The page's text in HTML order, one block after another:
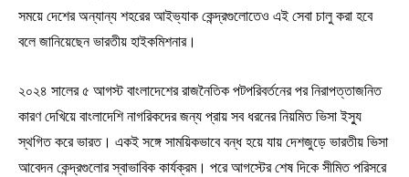
সময়ে দেশের অন্যান্য শহরের আইভ্যাক কেন্দ্রগুলোতেও এই সেবা চালু করা হবে
বলে জানিয়েছেন ভারতীয় হাইকমিশনার।
২০২৪ সালের ৫ আগস্ট বাংলাদেশের রাজনৈতিক পটপরিবর্তনের পর নিরাপত্তাজনিত
কারণ দেখিয়ে বাংলাদেশি নাগরিকদের জন্য প্রায় সব ধরনের নিয়মিত ভিসা ইস্যু
স্থগিত করে ভারত। একই সঙ্গে সাময়িকভাবে বন্ধ হয়ে যায় দেশজুড়ে ভারতীয় ভিসা
আবেদন কেন্দ্রগুলোর স্বাভাবিক কার্যক্রম। পরে আগস্টের শেষ দিকে সীমিত পরিসরে